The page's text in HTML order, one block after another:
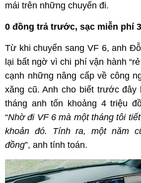
mái trên những chuyến đi.
0 đồng trả trước, sạc miễn phí
Từ khi chuyển sang VF 6, anh
lại bất ngờ vì chi phí vận hành
cạnh những nâng cấp về công
xăng cũ. Anh cho biết trước đây
tháng anh tốn khoảng 4 triệu
“Nhờ đi VF 6 mà một tháng tôi
khoản đó. Tính ra, một năm
đồng”, anh tính toán.